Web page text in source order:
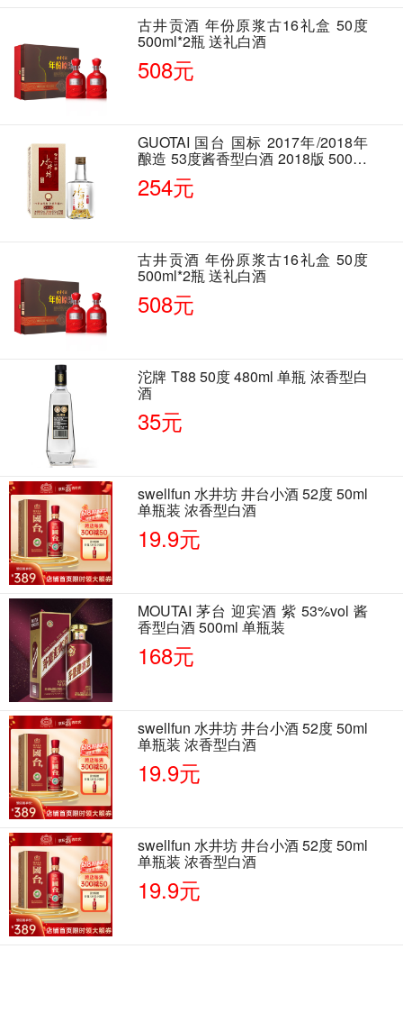
古井贡酒 年份原浆古16礼盒 50度
500ml*2瓶 送礼白酒
508元
GUOTAI 国台 国标 2017年/2018年
酿造 53度酱香型白酒 2018版 500ml
单瓶装
254元
古井贡酒 年份原浆古16礼盒 50度
500ml*2瓶 送礼白酒
508元
沱牌 T88 50度 480ml 单瓶 浓香型白
酒
35元
swellfun 水井坊 井台小酒 52度 50ml
单瓶装 浓香型白酒
19.9元
MOUTAI 茅台 迎宾酒 紫 53%vol 酱
香型白酒 500ml 单瓶装
168元
swellfun 水井坊 井台小酒 52度 50ml
单瓶装 浓香型白酒
19.9元
swellfun 水井坊 井台小酒 52度 50ml
单瓶装 浓香型白酒
19.9元